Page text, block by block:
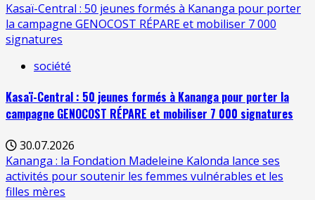
Kasaï-Central : 50 jeunes formés à Kananga pour porter
la campagne GENOCOST RÉPARE et mobiliser 7 000
signatures
société
Kasaï-Central : 50 jeunes formés à Kananga pour porter la
campagne GENOCOST RÉPARE et mobiliser 7 000 signatures
30.07.2026
Kananga : la Fondation Madeleine Kalonda lance ses
activités pour soutenir les femmes vulnérables et les
filles mères